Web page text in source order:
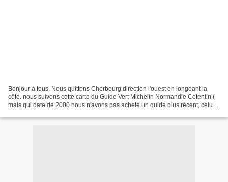
Bonjour à tous, Nous quittons Cherbourg direction l'ouest en longeant la
côte. nous suivons cette carte du Guide Vert Michelin Normandie Cotentin (
mais qui date de 2000 nous n'avons pas acheté un guide plus récent, celui-